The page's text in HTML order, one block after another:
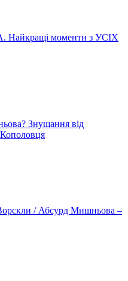
Найкращі моменти з УСІХ
Знущання від
Кополовця
/ Абсурд Мишньова –